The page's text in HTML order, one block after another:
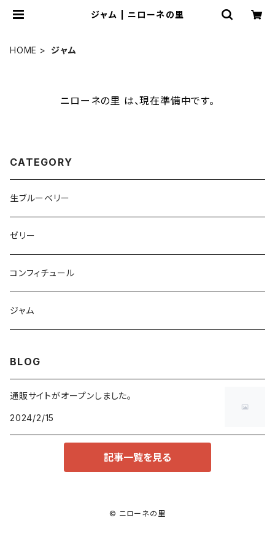
ジャム | ニローネの里
HOME ジャム
ニローネの里 は、現在準備中です。
CATEGORY
生ブルーベリー
ゼリー
コンフィチュール
ジャム
BLOG
通販サイトがオープンしました。
2024/2/15
記事一覧を見る
© ニローネの里